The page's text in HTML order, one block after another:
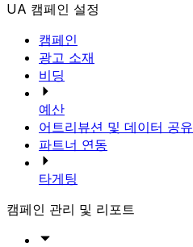
UA 캠페인 설정
캠페인
광고 소재
비딩
예산
어트리뷰션 및 데이터 공유
파트너 연동
타게팅
캠페인 관리 및 리포트